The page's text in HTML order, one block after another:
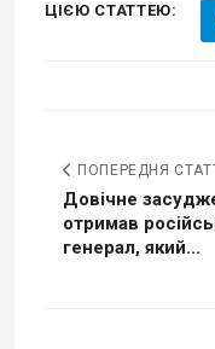
ЦІЄЮ СТАТТЕЮ:
ПОПЕРЕДНЯ
Довічне
отримав
генерал, який...